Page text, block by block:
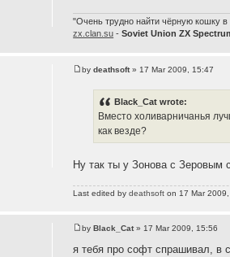
"Очень трудно найти чёрную кошку
zx.clan.su -Soviet Union ZX
bydeathsoft» 17 Mar 2009, 15:47
Black_Cat wrote:
Вместо холиварничанья
как везде?
Ну так ты у Зонова с Зеровым
Last edited bydeathsoft on 17 Mar
byBlack_Cat» 17 Mar 2009, 15:56
я тебя про софт спрашивал, в